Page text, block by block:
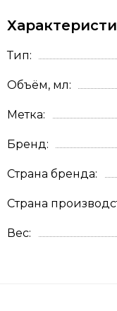
Тип
Объём, мл
Метка
Бренд
Страна бренда
Страна
Вес